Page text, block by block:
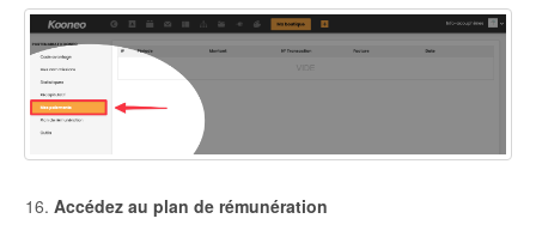
Accédez au plan de rémunération